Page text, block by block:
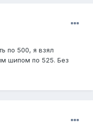
по 500, я взял
шипом по 525. Без